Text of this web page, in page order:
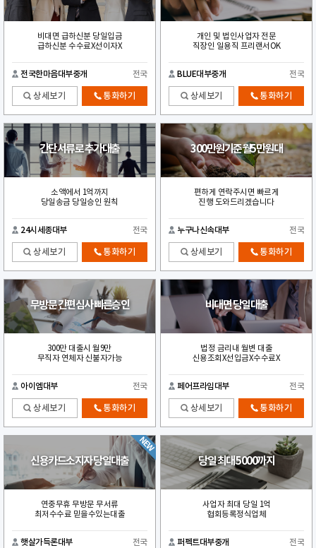
비대면 급하신분 당일입금
급하신분 수수료X선이자X
전국한마음대부중개 전국
상세보기 통화하기
개인 및 법인사업자 전문
직장인 일용직 프리랜서OK
BLUE대부중개 전국
상세보기 통화하기
간단서류로 추가대출
소액에서 1억까지
당일송금 당일승인 원칙
24시세종대부 전국
상세보기 통화하기
300만원기준월5만원대
편하게 연락주시면 빠르게
진행 도와드리겠습니다
누구나신속대부 전국
상세보기 통화하기
무방문 간편심사 빠른승인
300만 대출시 월9만
무직자 연체자 신불자가능
아이엠대부 전국
상세보기 통화하기
비대면 당일대출
법정 금리내 월변 대출
신용조회X선입금X수수료X
페어프라임대부 전국
상세보기 통화하기
신용카드소지자 당일대출
연중무휴 무방문 무서류
최저수수료 믿을수있는대출
햇살가득론대부 전국
당일 최대 5000까지
사업자 최대 당일 1억
협회등록정식업체
퍼펙트대부중개 전국